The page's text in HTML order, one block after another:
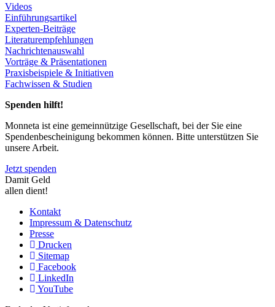
Videos
Einführungsartikel
Experten-Beiträge
Literaturempfehlungen
Nachrichtenauswahl
Vorträge & Präsentationen
Praxisbeispiele & Initiativen
Fachwissen & Studien
Spenden hilft!
Monneta ist eine gemeinnützige Gesellschaft, bei der Sie eine
Spendenbescheinigung bekommen können. Bitte unterstützen Sie
unsere Arbeit.
Jetzt spenden
Damit Geld
allen dient!
Kontakt
Impressum & Datenschutz
Presse
Drucken
Sitemap
Facebook
LinkedIn
YouTube